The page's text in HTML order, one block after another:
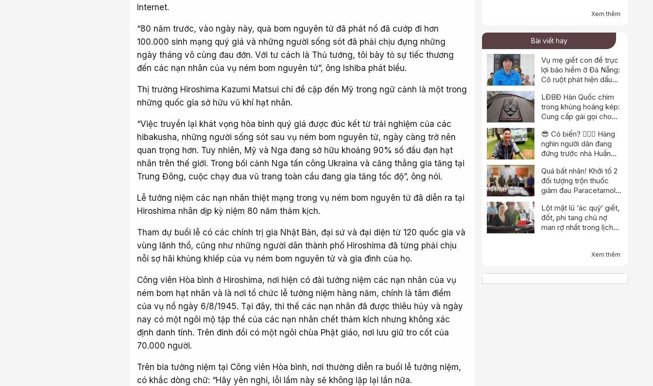
Internet.
“80 năm trước, vào ngày này, quả bom nguyên tử đã phát nổ đã cướp đi hơn
100.000 sinh mạng quý giá và những người sống sót đã phải chịu đựng những
ngày tháng vô cùng đau đớn. Với tư cách là Thủ tướng, tôi bày tỏ sự tiếc thương
đến các nạn nhân của vụ ném bom nguyên tử”, ông Ishiba phát biểu.
Thị trưởng Hiroshima Kazumi Matsui chỉ đề cập đến Mỹ trong ngữ cảnh là một trong
những quốc gia sở hữu vũ khí hạt nhân.
“Việc truyền lại khát vọng hòa bình quý giá được đúc kết từ trải nghiệm của các
hibakusha, những người sống sót sau vụ ném bom nguyên tử, ngày càng trở nên
quan trọng hơn. Tuy nhiên, Mỹ và Nga đang sở hữu khoảng 90% số đầu đạn hạt
nhân trên thế giới. Trong bối cảnh Nga tấn công Ukraina và căng thẳng gia tăng tại
Trung Đông, cuộc chạy đua vũ trang toàn cầu đang gia tăng tốc độ”, ông nói.
Lễ tưởng niệm các nạn nhân thiệt mạng trong vụ ném bom nguyên tử đã diễn ra tại
Hiroshima nhân dịp kỷ niệm 80 năm thảm kịch.
Tham dự buổi lễ có các chính trị gia Nhật Bản, đại sứ và đại diện từ 120 quốc gia và
vùng lãnh thổ, cũng như những người dân thành phố Hiroshima đã từng phải chịu
nỗi sợ hãi khủng khiếp của vụ ném bom nguyên tử và gia đình của họ.
Công viên Hòa bình ở Hiroshima, nơi hiện có đài tưởng niệm các nạn nhân của vụ
ném bom hạt nhân và là nơi tổ chức lễ tưởng niệm hàng năm, chính là tâm điểm
của vụ nổ ngày 6/8/1945. Tại đây, thi thể các nạn nhân đã được thiêu hủy và ngày
nay có một ngôi mộ tập thể của các nạn nhân chết thảm kích nhưng không xác
định danh tính. Trên đỉnh đồi có một ngôi chùa Phật giáo, nơi lưu giữ tro cốt của
70.000 người.
Trên bia tưởng niệm tại Công viên Hòa bình, nơi thường diễn ra buổi lễ tưởng niệm,
có khắc dòng chữ: “Hãy yên nghỉ, lỗi lầm này sẽ không lặp lại lần nữa.
Xem thêm
Bài viết hay
Vụ mẹ giết con để trục
lợi bảo hiểm ở Đà Nẵng:
Cô ruột phát hiện dấu
LĐBĐ Hàn Quốc chìm
trong khủng hoảng kép:
Cung cấp gái gọi cho
kích trụ sở
😎 Có biến? 👮🏻‍♂️ Hàng
nghìn người dân đang
đứng trước nhà Huấn
Quá bất nhân! Khởi tố 2
đối tượng trộn thuốc
giảm đau Paracetamol
chữa bách bệnh
Lột mặt lũ ‘ác quỷ’ giết,
đốt, phi tang chủ nợ
man rợ nhất trong lịch
Xem thêm